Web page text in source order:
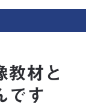
教材と
です